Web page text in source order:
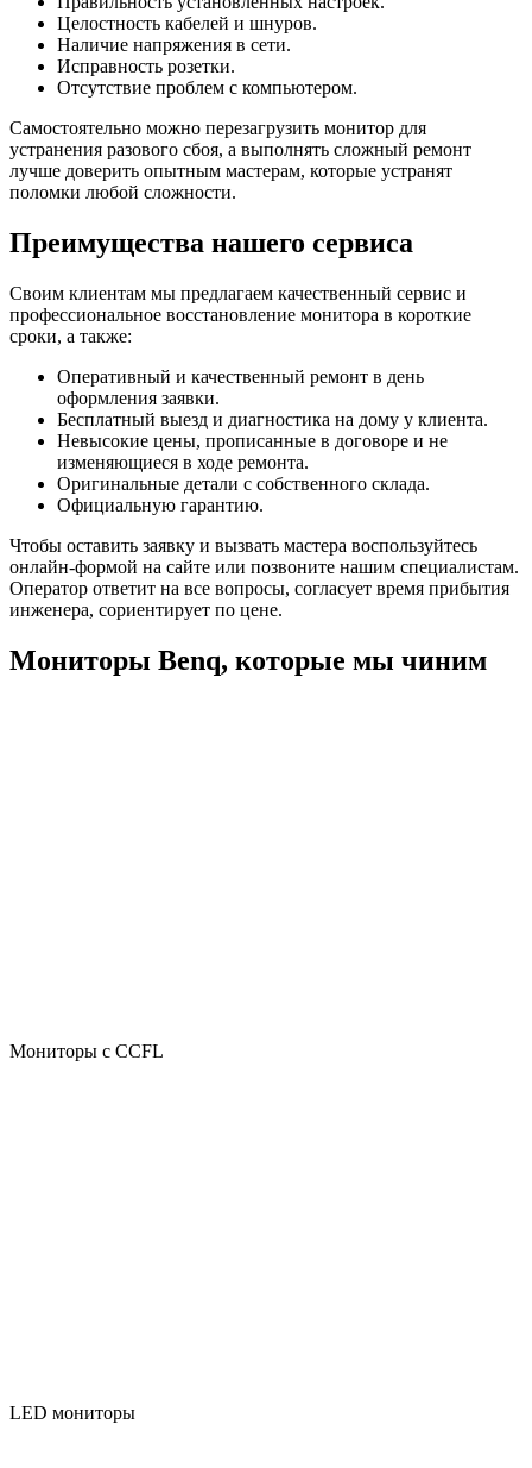
Целостность кабелей и шнуров.
Наличие напряжения в сети.
Исправность розетки.
Отсутствие проблем с компьютером.
Самостоятельно можно перезагрузить монитор для
устранения разового сбоя, а выполнять сложный ремонт
лучше доверить опытным мастерам, которые устранят
поломки любой сложности.
Преимущества нашего сервиса
Своим клиентам мы предлагаем качественный сервис и
профессиональное восстановление монитора в короткие
сроки, а также:
Оперативный и качественный ремонт в день
оформления заявки.
Бесплатный выезд и диагностика на дому у клиента.
Невысокие цены, прописанные в договоре и не
изменяющиеся в ходе ремонта.
Оригинальные детали с собственного склада.
Официальную гарантию.
Чтобы оставить заявку и вызвать мастера воспользуйтесь
онлайн-формой на сайте или позвоните нашим специалистам.
Оператор ответит на все вопросы, согласует время прибытия
инженера, сориентирует по цене.
Мониторы Benq, которые мы чиним
Мониторы с CCFL
LED мониторы